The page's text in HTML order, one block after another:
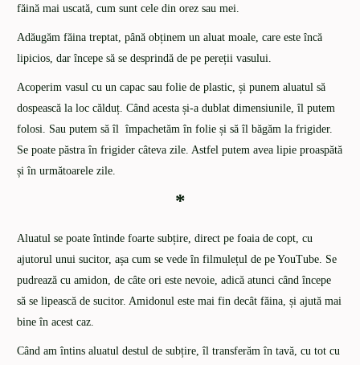
făină mai uscată, cum sunt cele din orez sau mei.
Adăugăm făina treptat, până obținem un aluat moale, care este încă
lipicios, dar începe să se desprindă de pe pereții vasului.
Acoperim vasul cu un capac sau folie de plastic, și punem aluatul să
dospească la loc călduț. Când acesta și-a dublat dimensiunile, îl putem
folosi. Sau putem să îl împachetăm în folie și să îl băgăm la frigider.
Se poate păstra în frigider câteva zile. Astfel putem avea lipie proaspătă
și în următoarele zile.
*
Aluatul se poate întinde foarte subțire, direct pe foaia de copt, cu
ajutorul unui sucitor, așa cum se vede în filmulețul de pe YouTube. Se
pudrează cu amidon, de câte ori este nevoie, adică atunci când începe
să se lipească de sucitor. Amidonul este mai fin decât făina, și ajută mai
bine în acest caz.
Când am întins aluatul destul de subțire, îl transferăm în tavă, cu tot cu